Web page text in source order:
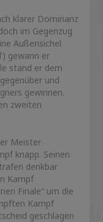
klarer Dominanz
im Gegenzug
Außensichel
gewann er
stand er dem
und
gewinnen.
zweiten
Meister
knapp. Seinen
denkbar
Kampf
Finale“ um die
Kampf
geschlagen